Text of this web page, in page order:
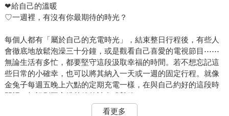
❤︎給自己的溫暖
♡一週裡，有沒有你最期待的時光？
每個人都有「屬於自己的充電時光」，結束整日行程後，有些人
會徹底地放鬆泡澡三十分鐘，或是觀看自己喜愛的電視節目⋯⋯
無論生活有多忙，都要堅守這段汲取幸福的時間。若不想忘記這
些日常的小確幸，也可以將其納入一天或一週的固定行程。就像
金兔子每週五晚上六點的定期充電一樣，在與自己約好的這段時
間裡，切記別再安排其他的計畫或雜務。
面對高速運轉的世界，我們經常會不知不覺被捲入，跌進漩渦裡
看更多